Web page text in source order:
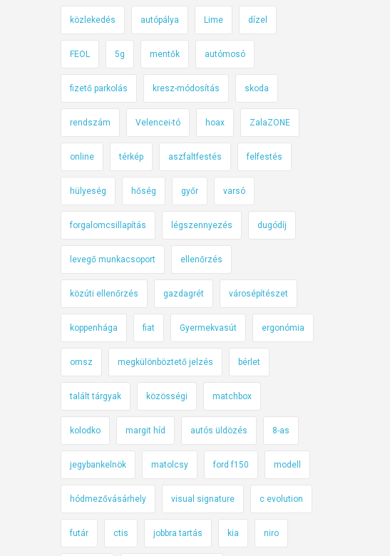
közlekedés autópálya Lime dízel
FEOL 5g mentők autómosó
fizető parkolás kresz-módosítás skoda
rendszám Velencei-tó hoax ZalaZONE
online térkép aszfaltfestés felfestés
hülyeség hőség győr varsó
forgalomcsillapítás légszennyezés dugódíj
levegő munkacsoport ellenőrzés
közúti ellenőrzés gazdagrét városépítészet
koppenhága fiat Gyermekvasút ergonómia
omsz megkülönböztető jelzés bérlet
talált tárgyak közösségi matchbox
kolodko margit híd autós üldözés 8-as
jegybankelnök matolcsy ford f150 modell
hódmezővásárhely visual signature c evolution
futár ctis jobbra tartás kia niro